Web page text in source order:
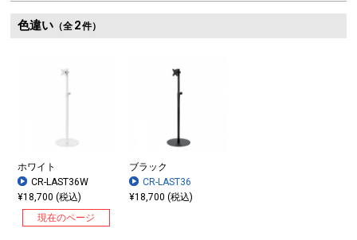
色違い（全 2件）
ホワイト
CR-LAST36W
¥18,700 (税込)
現在のページ
ブラック
CR-LAST36
¥18,700 (税込)